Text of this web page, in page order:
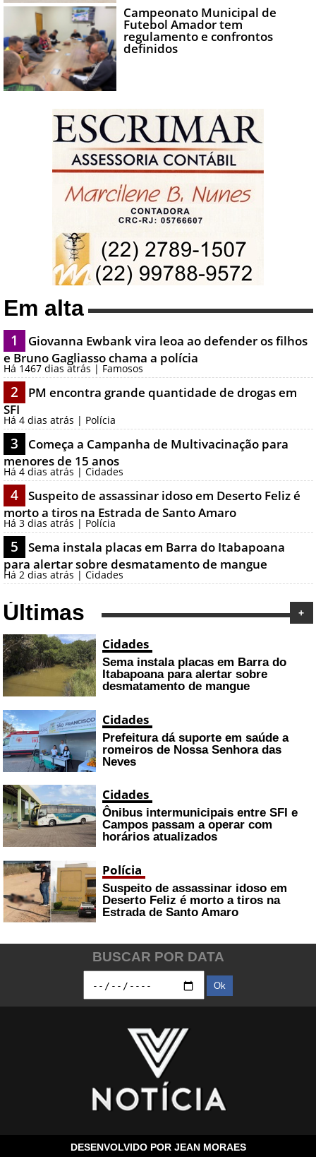
Campeonato Municipal de
Futebol Amador tem
regulamento e confrontos
definidos
Em alta
1
Giovanna Ewbank vira leoa ao defender os filhos
e Bruno Gagliasso chama a polícia
Há 1467 dias atrás | Famosos
2
PM encontra grande quantidade de drogas em
SFI
Há 4 dias atrás | Polícia
3
Começa a Campanha de Multivacinação para
menores de 15 anos
Há 4 dias atrás | Cidades
4
Suspeito de assassinar idoso em Deserto Feliz é
morto a tiros na Estrada de Santo Amaro
Há 3 dias atrás | Polícia
5
Sema instala placas em Barra do Itabapoana
para alertar sobre desmatamento de mangue
Há 2 dias atrás | Cidades
Últimas +
Cidades
Sema instala placas em Barra do
Itabapoana para alertar sobre
desmatamento de mangue
Cidades
Prefeitura dá suporte em saúde a
romeiros de Nossa Senhora das
Neves
Cidades
Ônibus intermunicipais entre SFI e
Campos passam a operar com
horários atualizados
Polícia
Suspeito de assassinar idoso em
Deserto Feliz é morto a tiros na
Estrada de Santo Amaro
BUSCAR POR DATA
Ok
DESENVOLVIDO POR JEAN MORAES